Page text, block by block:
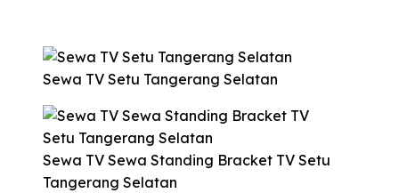
Sewa TV Setu Tangerang Selatan
Sewa TV Sewa Standing Bracket TV Setu
Tangerang Selatan